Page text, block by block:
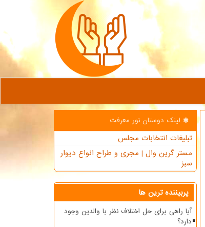
لینک دوستان نور معرفت
تبلیغات انتخابات مجلس
مستر گرین وال | مجری و طراح انواع دیوار
سبز
پربیننده ترین ها
آیا راهی برای حل اختلاف نظر با والدین وجود
دارد؟